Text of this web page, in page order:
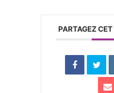
PARTAGEZ